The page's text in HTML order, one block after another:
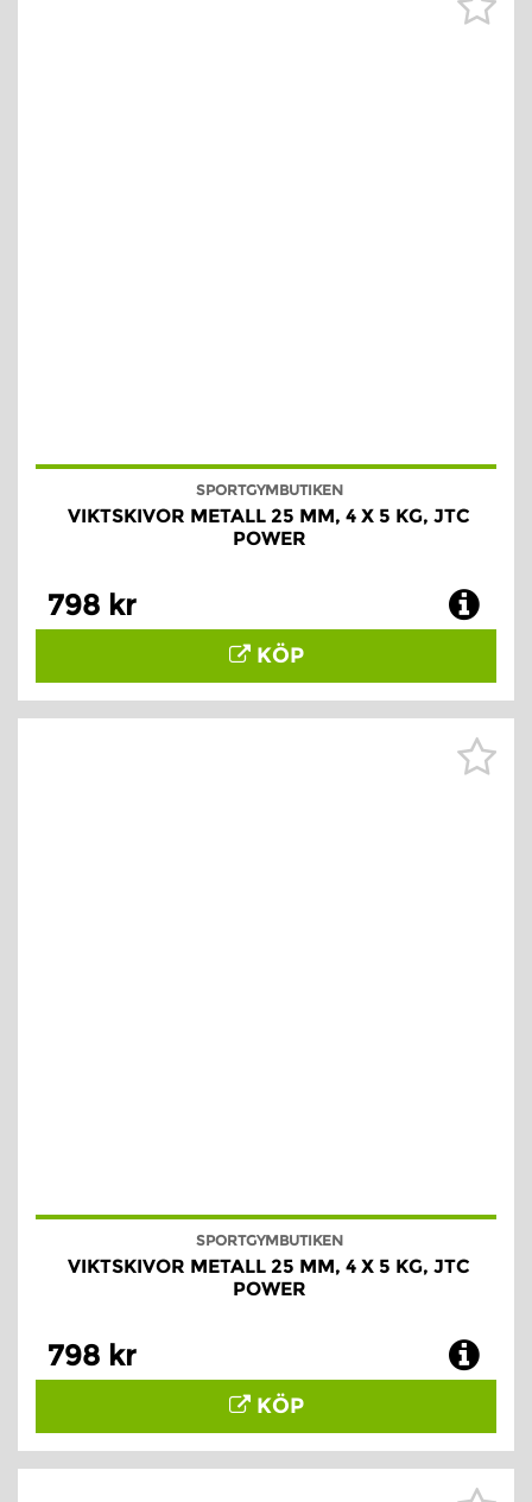
SPORTGYMBUTIKEN
VIKTSKIVOR METALL 25 MM, 4 X 5 KG, JTC
POWER
798 kr
KÖP
SPORTGYMBUTIKEN
VIKTSKIVOR METALL 25 MM, 4 X 5 KG, JTC
POWER
798 kr
KÖP